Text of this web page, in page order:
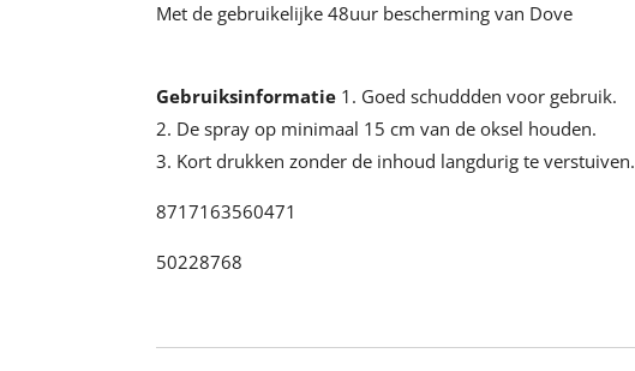
Met de gebruikelijke 48uur bescherming van Dove
Gebruiksinformatie 1. Goed schuddden voor gebruik.
2. De spray op minimaal 15 cm van de oksel houden.
3. Kort drukken zonder de inhoud langdurig te verstuiven.
8717163560471
50228768